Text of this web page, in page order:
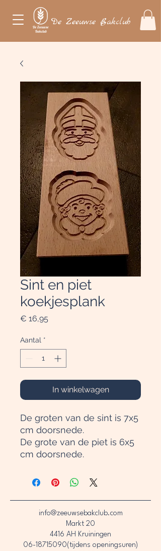
De Zeeuwse Bakclub
Sint en piet
koekjesplank
€ 16,95
Aantal *
In winkelwagen
De groten van de sint is 7x5
cm doorsnede.
De grote van de piet is 6x5
cm doorsnede.
info@zeeuwsebakclub.com
Markt 20
4416 AH Kruiningen
06-18715090(tijdens openingsuren)